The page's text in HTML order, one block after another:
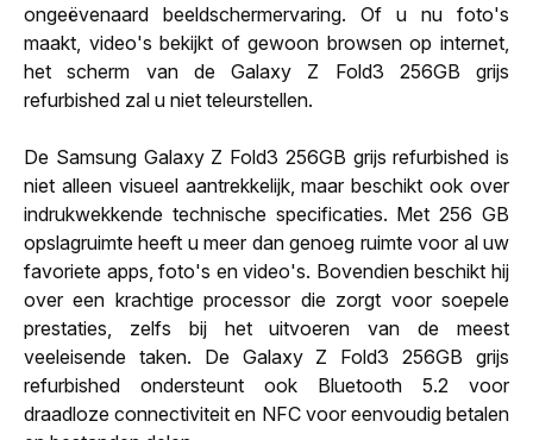
ongeëvenaard beeldschermervaring. Of u nu foto's
maakt, video's bekijkt of gewoon browsen op internet,
het scherm van de Galaxy Z Fold3 256GB grijs
refurbished zal u niet teleurstellen.
De Samsung Galaxy Z Fold3 256GB grijs refurbished is
niet alleen visueel aantrekkelijk, maar beschikt ook over
indrukwekkende technische specificaties. Met 256 GB
opslagruimte heeft u meer dan genoeg ruimte voor al uw
favoriete apps, foto's en video's. Bovendien beschikt hij
over een krachtige processor die zorgt voor soepele
prestaties, zelfs bij het uitvoeren van de meest
veeleisende taken. De Galaxy Z Fold3 256GB grijs
refurbished ondersteunt ook Bluetooth 5.2 voor
draadloze connectiviteit en NFC voor eenvoudig betalen